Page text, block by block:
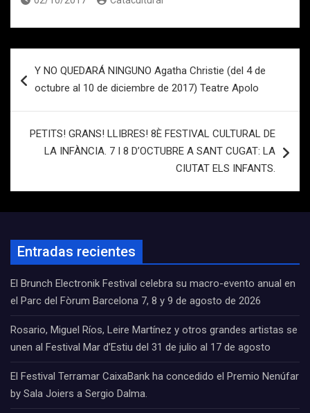
de
Y NO QUEDARÁ NINGUNO Agatha Christie (del 4 de
octubre al 10 de diciembre de 2017) Teatre Apolo
PETITS! GRANS! LLIBRES! 8È FESTIVAL CULTURAL DE
LA INFÀNCIA. 7 I 8 D’OCTUBRE A SANT CUGAT: LA
CIUTAT ELS INFANTS.
Entradas recientes
El Brunch Electronik Festival celebra su macro-evento anual en
el Parc del Fòrum Barcelona 7, 8 y 9 de agosto de 2026
Rosario, Miguel Ríos, Leire Martínez y otros grandes artistas se
unen al Festival Mar d’Estiu del 31 de julio al 17 de agosto
El Festival Terramar CaixaBank ha concedido el Premio Nenúfar
by Sala Joiers a Sergio Dalma.